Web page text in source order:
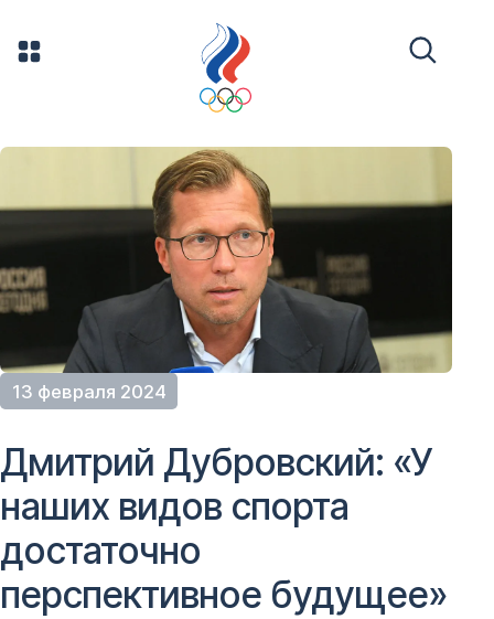
13 февраля 2024
Дмитрий Дубровский: «У
наших видов спорта
достаточно
перспективное будущее»